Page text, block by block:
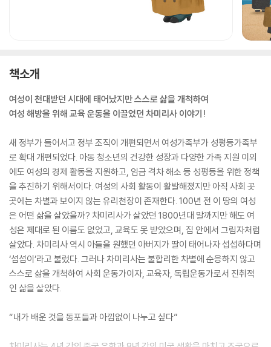
책소개
여성이 천대받던 시대에 태어났지만 스스로 삶을 개척하여
여성 해방을 위해 교육 운동을 이끌었던 차미리사 이야기!
새 정부가 들어서고 정부 조직이 개편되면서 여성가족부가 성평등가족부
로 확대 개편되었다. 아동 청소년의 건강한 성장과 다양한 가족 지원 이외
에도 여성의 경제 활동을 지원하고, 임금 격차 해소 등 성평등을 위한 정책
을 추진하기 위해서이다. 여성의 사회 활동이 활발해졌지만 아직 사회 곳
곳에는 차별과 보이지 않는 유리천장이 존재한다. 100년 전 이 땅의 여성
은 어떤 삶을 살았을까? 차미리사가 살았던 1800년대 말까지만 해도 여
성은 제대로 된 이름도 없었고, 교육도 못 받았으며, 집 안에서 그림자처럼
살았다. 차미리사 역시 아들을 원했던 아버지가 딸이 태어나자 섭섭하다며
‘섭섭이’라고 불렀다. 그러나 차미리사는 불합리한 차별에 순응하지 않고
스스로 삶을 개척하여 사회 운동가이자, 교육자, 독립운동가로서 진취적
인 삶을 살았다.
“내가 배운 것을 동포들과 아낌없이 나누고 싶다”